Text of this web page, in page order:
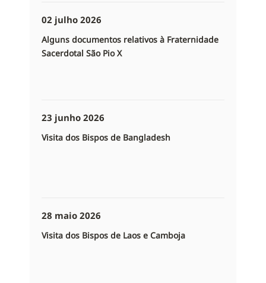
02 julho 2026
Alguns documentos relativos à Fraternidade
Sacerdotal São Pio X
23 junho 2026
Visita dos Bispos de Bangladesh
28 maio 2026
Visita dos Bispos de Laos e Camboja